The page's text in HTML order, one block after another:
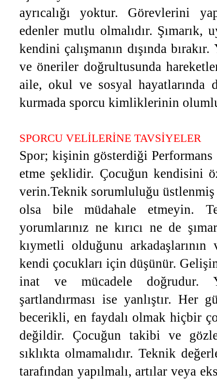
ayrıcalığı yoktur. Görevlerini
edenler mutlu olmalıdır. Şımarık,
kendini çalışmanın dışında
ve öneriler doğrultusunda
aile, okul ve sosyal hayatlarında
kurmada sporcu kimliklerinin
SPORCU VELİLERİNE TAVSİYELER
Spor; kişinin gösterdiği Performans
etme şeklidir. Çocuğun kendisini
verin.Teknik sorumluluğu
olsa bile müdahale etmeyin.
yorumlarınız ne kırıcı ne de
kıymetli olduğunu
kendi çocukları için düşünür.
inat ve mücadele doğrudur.
şartlandırması ise yanlıştır. Her
becerikli, en faydalı olmak hiçbir
değildir. Çocuğun takibi ve
sıklıkta olmamalıdır. Teknik
tarafından yapılmalı, artılar veya